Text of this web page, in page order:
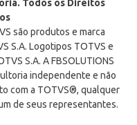
Todos os Direitos
são produtos e marca
S.A. Logotipos TOTVS e
S.A. A FBSOLUTIONS
independente e não
com a TOTVS®, qualquer
de seus representantes.